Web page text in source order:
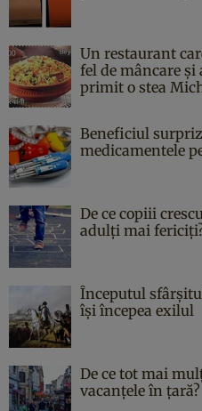
Un restaurant
fel de mâncare și
primit o stea
Beneficiul
medicamentele
De ce copiii
adulți mai
Începutul
îşi începea exilul
De ce tot mai
vacanțele în țară?